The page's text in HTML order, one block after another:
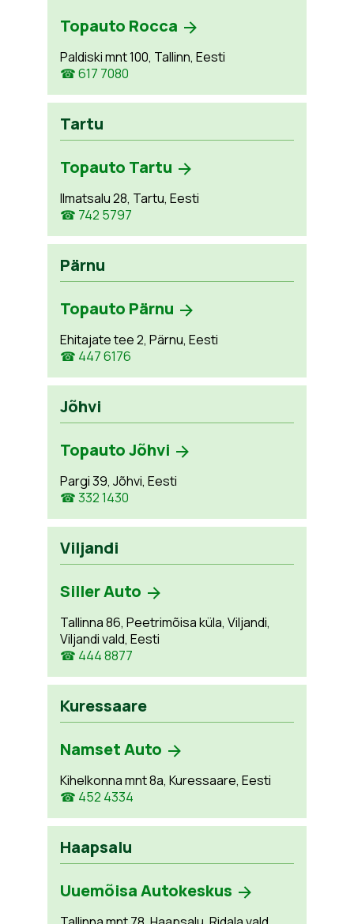
Topauto Rocca
Paldiski mnt 100, Tallinn, Eesti
☎ 617 7080
Tartu
Topauto Tartu
Ilmatsalu 28, Tartu, Eesti
☎ 742 5797
Pärnu
Topauto Pärnu
Ehitajate tee 2, Pärnu, Eesti
☎ 447 6176
Jõhvi
Topauto Jõhvi
Pargi 39, Jõhvi, Eesti
☎ 332 1430
Viljandi
Siller Auto
Tallinna 86, Peetrimõisa küla, Viljandi,
Viljandi vald, Eesti
☎ 444 8877
Kuressaare
Namset Auto
Kihelkonna mnt 8a, Kuressaare, Eesti
☎ 452 4334
Haapsalu
Uuemõisa Autokeskus